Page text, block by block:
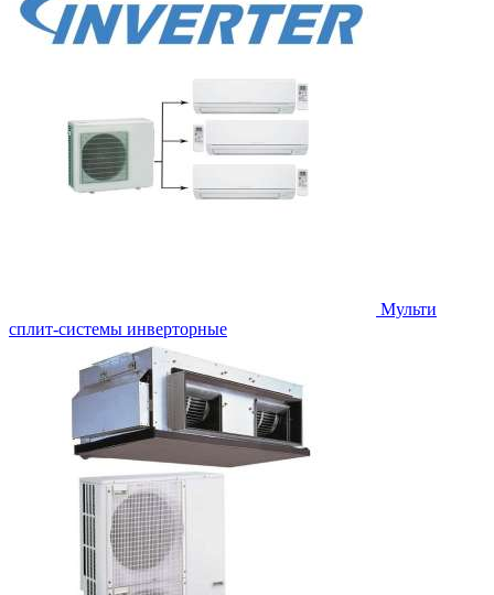
Мульти
сплит-системы инверторные